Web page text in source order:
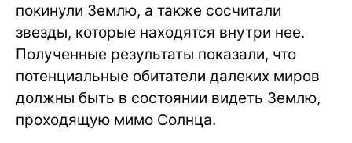
покинули Землю, а также сосчитали
звезды, которые находятся внутри нее.
Полученные результаты показали, что
потенциальные обитатели далеких миров
должны быть в состоянии видеть Землю,
проходящую мимо Солнца.